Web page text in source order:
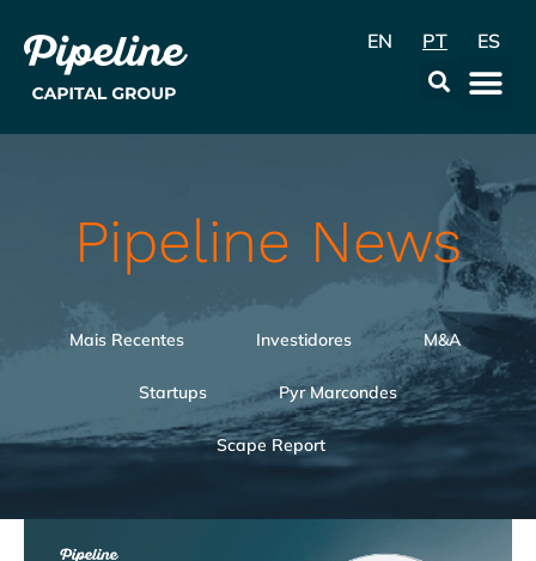
EN PT ES
Pipeline News
Mais Recentes Investidores M&A
Startups Pyr Marcondes
Scape Report